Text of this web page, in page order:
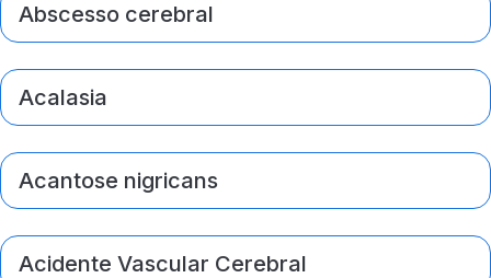
Abscesso cerebral
Acalasia
Acantose nigricans
Acidente Vascular Cerebral